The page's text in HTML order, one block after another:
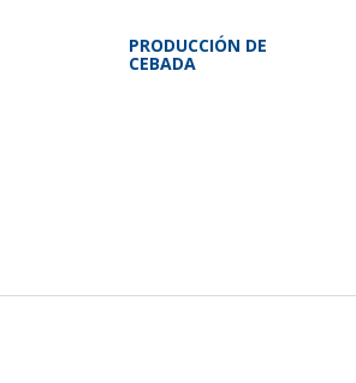
PRODUCCIÓN DE
CEBADA